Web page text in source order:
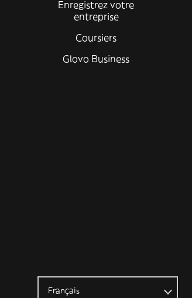
Enregistrez votre
entreprise
Coursiers
Glovo Business